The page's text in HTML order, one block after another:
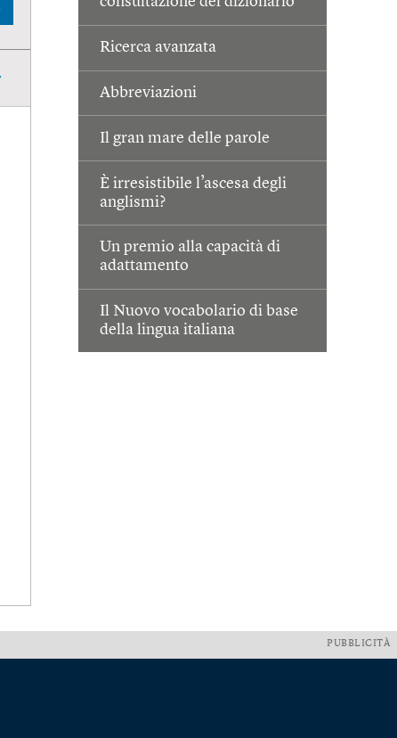
Ricerca avanzata
Abbreviazioni
Il gran mare delle parole
È irresistibile l’ascesa degli
anglismi?
Un premio alla capacità di
adattamento
Il Nuovo vocabolario di base
della lingua italiana
PUBBLICITÀ